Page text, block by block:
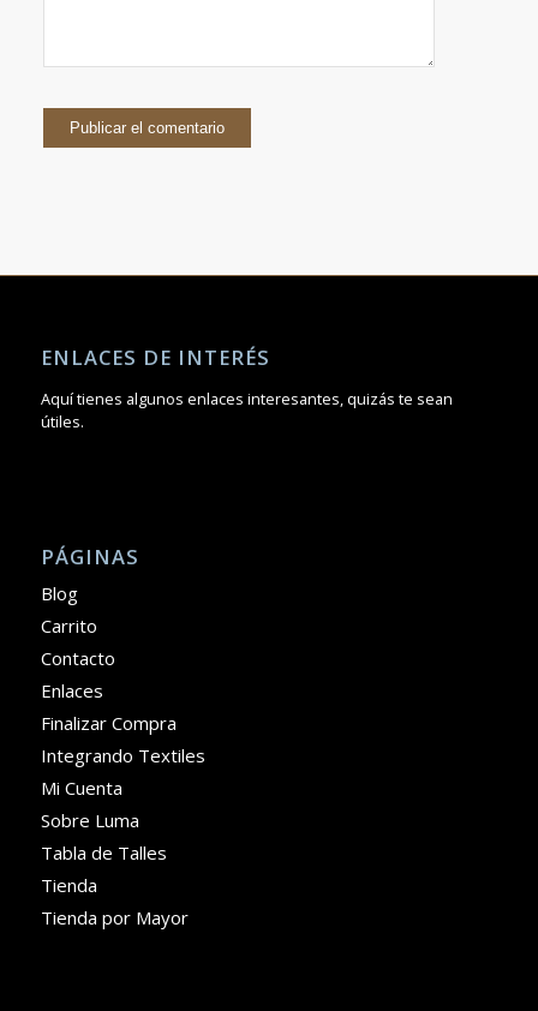
ENLACES DE INTERÉS
Aquí tienes algunos enlaces interesantes, quizás te sean
útiles.
PÁGINAS
Blog
Carrito
Contacto
Enlaces
Finalizar Compra
Integrando Textiles
Mi Cuenta
Sobre Luma
Tabla de Talles
Tienda
Tienda por Mayor